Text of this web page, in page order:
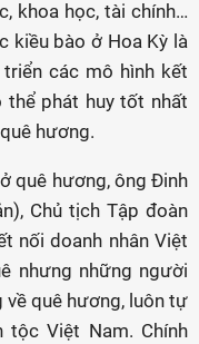
khoa học, tài chính…
kiều bào ở Hoa Kỳ là
các mô hình kết
phát huy tốt nhất
hương.
quê hương, ông Đinh
Chủ tịch Tập đoàn
nối doanh nhân Việt
nhưng những người
quê hương, luôn tự
tộc Việt Nam. Chính